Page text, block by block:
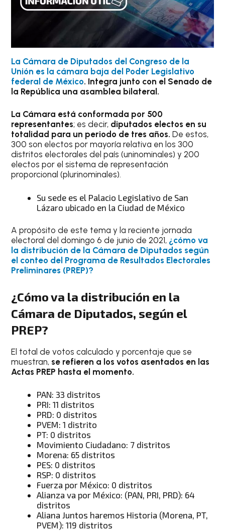
La Cámara de Diputados del Congreso de la
Unión es la cámara baja del Poder Legislativo
federal de México. Integra junto con el Senado de
la República una asamblea bilateral.
La Cámara está conformada por 500
representantes; es decir, diputados electos en su
totalidad para un periodo de tres años.De estos,
300 son electos por mayoría relativa en los 300
distritos electorales del país (uninominales) y 200
electos por el sistema de representación
proporcional (plurinominales).
Su sede es el Palacio Legislativo de San
Lázaro ubicado en la Ciudad de México
A propósito de este tema y la reciente jornada
electoral del domingo 6 de junio de 2021, ¿cómo va
la distribución de la Cámara de Diputados según
el conteo del Programa de Resultados Electorales
Preliminares (PREP)?
¿Cómo va la distribución en la
Cámara de Diputados, según el
PREP?
El total de votos calculado y porcentaje que se
muestran, se refieren a los votos asentados en las
Actas PREP hasta el momento.
PAN: 33 distritos
PRI: 11 distritos
PRD: 0 distritos
PVEM: 1 distrito
PT: 0 distritos
Movimiento Ciudadano: 7 distritos
Morena: 65 distritos
PES: 0 distritos
RSP: 0 distritos
Fuerza por México: 0 distritos
Alianza va por México: (PAN, PRI, PRD): 64
distritos
Aliana Juntos haremos Historia (Morena, PT,
PVEM): 119 distritos